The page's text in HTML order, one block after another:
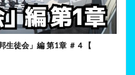
生徒会」編 第1章 ＃４【